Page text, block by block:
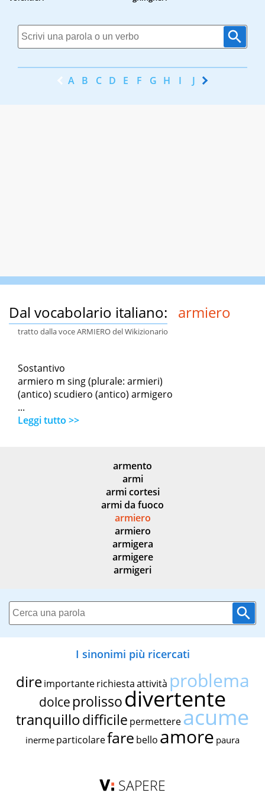
A B C D E F G H I J K
Dal vocabolario italiano: armiero
tratto dalla voce ARMIERO del Wikizionario
Sostantivo
armiero m sing (plurale: armieri)
(antico) scudiero (antico) armigero
...
Leggi tutto >>
armento
armi
armi cortesi
armi da fuoco
armiero
armiero
armigera
armigere
armigeri
I sinonimi più ricercati
dire importante richiestaattività problema
dolce prolissodivertente
tranquillodifficile permettereacume
inerme particolarefare bello amore paura
SAPERE